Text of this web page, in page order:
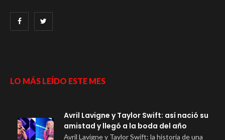
LO MÁS LEÍDO ESTE MES
Avril Lavigne y Taylor Swift: así nació su
amistad y llegó a la boda del año
Avril Lavigne y Taylor Swift: la historia de una